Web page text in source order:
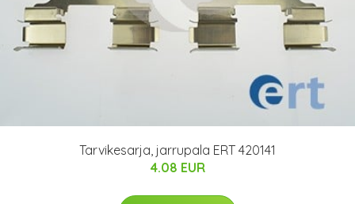
Tarvikesarja, jarrupala ERT 420141
4.08 EUR